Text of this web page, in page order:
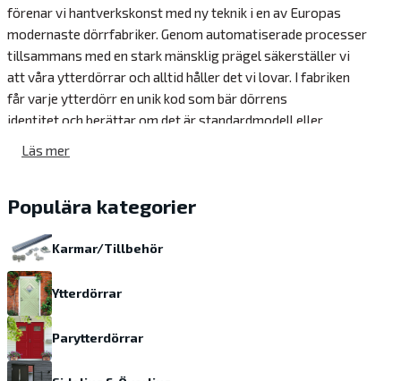
förenar vi hantverkskonst med ny teknik i en av Europas
modernaste dörrfabriker. Genom automatiserade processer
tillsammans med en stark mänsklig prägel säkerställer vi
att våra ytterdörrar och alltid håller det vi lovar. I fabriken
får varje ytterdörr en unik kod som bär dörrens
identitet och berättar om det är standardmodell eller
dörrens modell, storlek, fräsning, vilken typ av dekor, spröjs
som bygger på samma konstruktion som en ytterdörr, med
högre stabilitet och säkerhet än traditionella fönsterdörrar.
Våra innerdörrar finns i tre varianter – formpressade,
massiva och med massiv kärna. Massiva dörrar har ramträ
och speglar av massivt trä. Formpressade har en yta av
pressad board utanpå en träram med fyllning av veckad
Läs mer
Populära kategorier
Karmar/Tillbehör
Ytterdörrar
Parytterdörrar